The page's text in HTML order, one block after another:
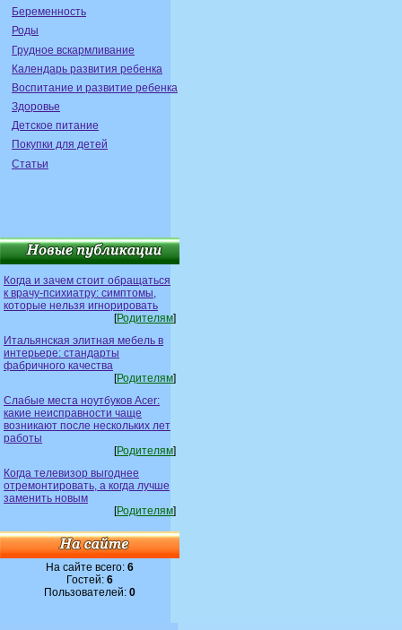
Беременность
Роды
Грудное вскармливание
Календарь развития ребенка
Воспитание и развитие ребенка
Здоровье
Детское питание
Покупки для детей
Статьи
Когда и зачем стоит обращаться
к врачу-психиатру: симптомы,
которые нельзя игнорировать
[Родителям]
Итальянская элитная мебель в
интерьере: стандарты
фабричного качества
[Родителям]
Слабые места ноутбуков Acer:
какие неисправности чаще
возникают после нескольких лет
работы
[Родителям]
Когда телевизор выгоднее
отремонтировать, а когда лучше
заменить новым
[Родителям]
На сайте всего: 6
Гостей: 6
Пользователей: 0